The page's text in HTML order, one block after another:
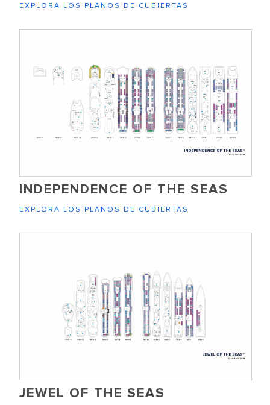
EXPLORA LOS PLANOS DE CUBIERTAS
INDEPENDENCE OF THE SEAS
EXPLORA LOS PLANOS DE CUBIERTAS
JEWEL OF THE SEAS